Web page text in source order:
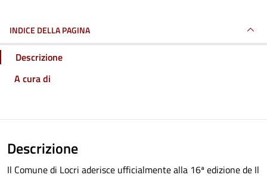
INDICE DELLA PAGINA
Descrizione
A cura di
Descrizione
Il Comune di Locri aderisce ufficialmente alla 16ª edizione de Il